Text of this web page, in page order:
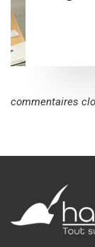
commentaires